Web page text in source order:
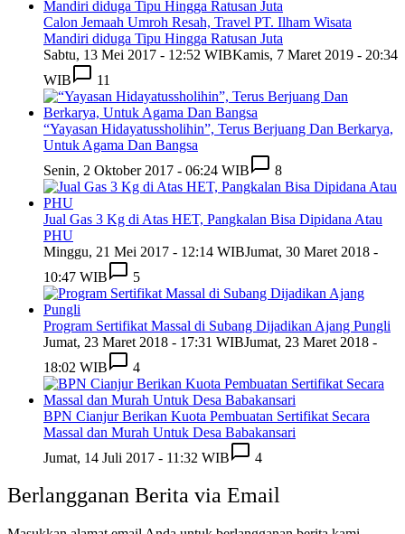
Calon Jemaah Umroh Resah, Travel PT. Ilham Wisata
Mandiri diduga Tipu Hingga Ratusan Juta
Sabtu, 13 Mei 2017 - 12:52 WIBKamis, 7 Maret 2019 - 20:34
WIB
11
“Yayasan Hidayatussholihin”, Terus Berjuang Dan Berkarya,
Untuk Agama Dan Bangsa
Senin, 2 Oktober 2017 - 06:24 WIB
8
Jual Gas 3 Kg di Atas HET, Pangkalan Bisa Dipidana Atau
PHU
Minggu, 21 Mei 2017 - 12:14 WIBJumat, 30 Maret 2018 -
10:47 WIB
5
Program Sertifikat Massal di Subang Dijadikan Ajang Pungli
Jumat, 23 Maret 2018 - 17:31 WIBJumat, 23 Maret 2018 -
18:02 WIB
4
BPN Cianjur Berikan Kuota Pembuatan Sertifikat Secara
Massal dan Murah Untuk Desa Babakansari
Jumat, 14 Juli 2017 - 11:32 WIB
4
Berlangganan Berita via Email